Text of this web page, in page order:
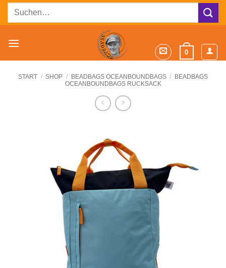
ZumSuchen
0
START / SHOP / BEADBAGS OCEANBOUNDBAGS /
BEADBAGS
OCEANBOUNDBAGS RUCKSACK